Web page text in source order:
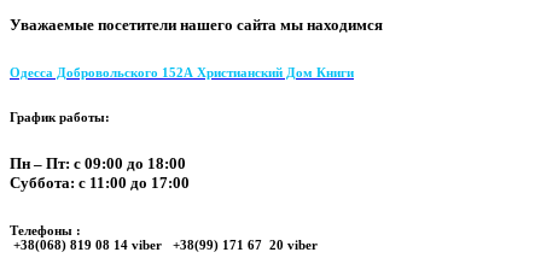
Уважаемые посетители нашего сайта мы находимся
Одесса Добровольского 152А Христианский Дом Книги
График работы:
Пн – Пт: с 09:00 до 18:00
Суббота: с 11:00 до 17:00
Телефоны :
+38(068) 819 08 14 viber +38(99) 171 67 20 viber